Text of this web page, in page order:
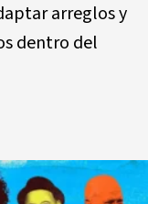
arreglos y
dentro del